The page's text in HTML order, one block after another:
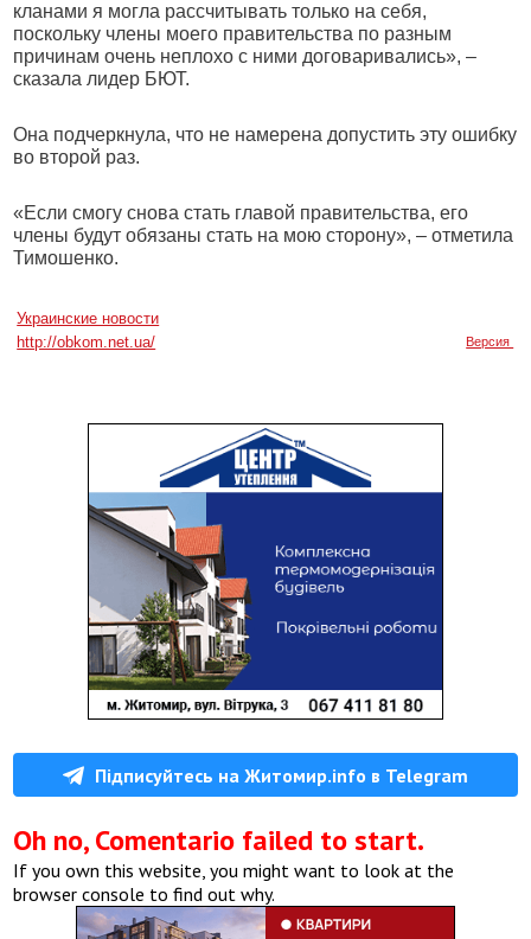
кланами я могла рассчитывать только на себя,
поскольку члены моего правительства по разным
причинам очень неплохо с ними договаривались», –
сказала лидер БЮТ.
Она подчеркнула, что не намерена допустить эту ошибку
во второй раз.
«Если смогу снова стать главой правительства, его
члены будут обязаны стать на мою сторону», – отметила
Тимошенко.
Украинские новости
http://obkom.net.ua/
Версия
Підписуйтесь на Житомир.info в Telegram
Oh no, Comentario failed to start.
If you own this website, you might want to look at the
browser console to find out why.